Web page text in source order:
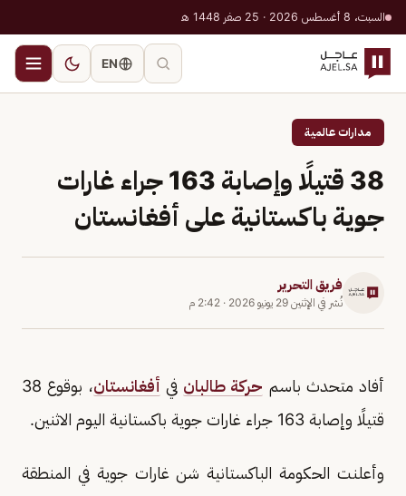
السبت، 8 أغسطس 2026 · 25 صفر 1448 هـ
EN
مدارات عالمية
38 قتيلًا وإصابة 163 جراء غارات
جوية باكستانية على أفغانستان
فريق التحرير
نُشر في الإثنين 29 يونيو 2026 · 2:42 م
أفاد متحدث باسم حركة طالبان في أفغانستان
، بوقوع 38
قتيلًا وإصابة 163 جراء غارات جوية باكستانية اليوم الاثنين.
وأعلنت الحكومة الباكستانية شن غارات جوية في المنطقة